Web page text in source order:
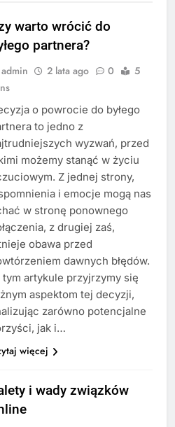
warto wrócić do
partnera?
admin 2 lata ago 0
5
o powrocie do byłego
to jedno z
wyzwań, przed
możemy stanąć w życiu
Z jednej strony,
i emocje mogą nas
w stronę ponownego
z drugiej zaś,
obawa przed
dawnych błędów.
tym artykule przyjrzymy się
aspektom tej decyzji,
zarówno potencjalne
jak i…
więcej
i wady związków